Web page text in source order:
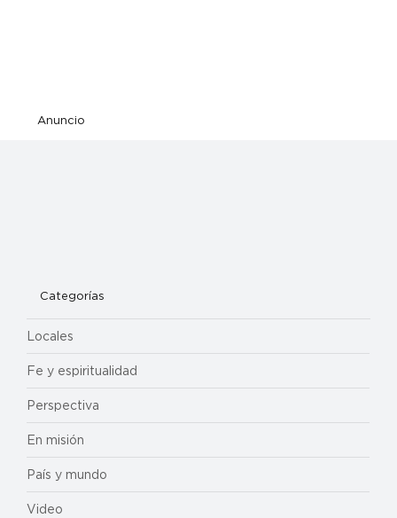
Anuncio
Categorías
Locales
Fe y espiritualidad
Perspectiva
En misión
País y mundo
Video